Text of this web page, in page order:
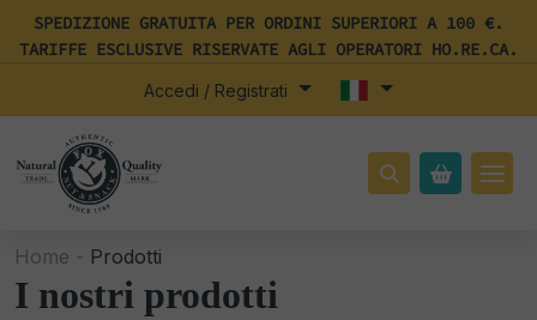
SPEDIZIONE GRATUITA PER ORDINI SUPERIORI A 100 €.
TARIFFE ESCLUSIVE RISERVATE AGLI OPERATORI HO.RE.CA.
Accedi / Registrati
Home - Prodotti
I nostri prodotti